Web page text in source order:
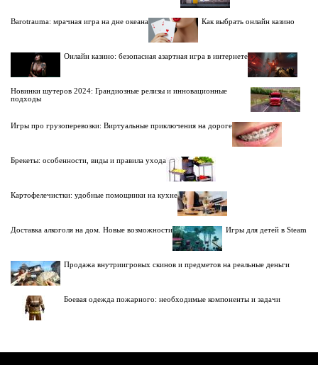
Barotrauma: мрачная игра на дне океана Как выбрать онлайн казино
Онлайн казино: безопасная азартная игра в интернете
Новинки шутеров 2024: Грандиозные релизы и инновационные
подходы
Игры про грузоперевозки: Виртуальные приключения на дороге
Брекеты: особенности, виды и правила ухода
Картофелечистки: удобные помощники на кухне
Доставка алкоголя на дом. Новые возможности Игры для детей в Steam
Продажа внутриигровых скинов и предметов на реальные деньги
Боевая одежда пожарного: необходимые компоненты и задачи